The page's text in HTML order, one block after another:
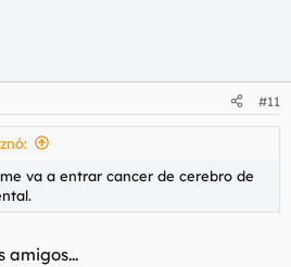
#11
va a entrar cancer de cerebro de
amigos...